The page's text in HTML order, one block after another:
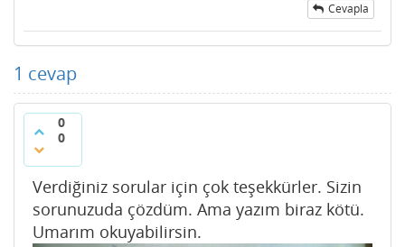
Cevapla
1 cevap
0
0
Verdiğiniz sorular için çok teşekkürler. Sizin
sorunuzuda çözdüm. Ama yazım biraz kötü.
Umarım okuyabilirsin.